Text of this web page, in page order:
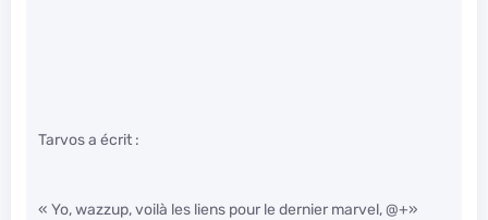
Tarvos a écrit :
« Yo, wazzup, voilà les liens pour le dernier marvel, @+»